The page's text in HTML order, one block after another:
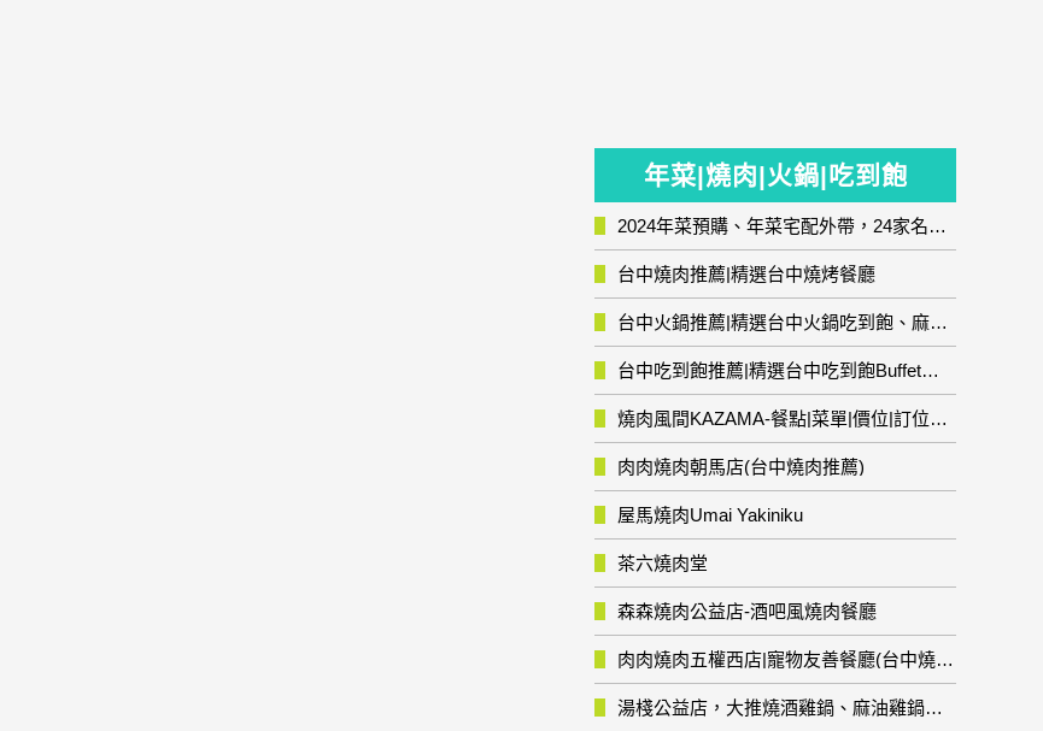
年菜|燒肉|火鍋|吃到飽
2024年菜預購、年菜宅配外帶，24家名店年菜推薦整理，圍爐輕鬆上菜團圓趣
台中燒肉推薦|精選台中燒烤餐廳
台中火鍋推薦|精選台中火鍋吃到飽、麻辣鍋、鴛鴦鍋、石頭火鍋、酸菜白肉鍋、海鮮鍋、燒酒雞、麻油雞、壽喜燒等熱門人氣火鍋店!
台中吃到飽推薦|精選台中吃到飽Buffet自助餐廳
燒肉風間KAZAMA-餐點|菜單|價位|訂位資訊
肉肉燒肉朝馬店(台中燒肉推薦)
屋馬燒肉Umai Yakiniku
茶六燒肉堂
森森燒肉公益店-酒吧風燒肉餐廳
肉肉燒肉五權西店|寵物友善餐廳(台中燒肉推薦)
湯棧公益店，大推燒酒雞鍋、麻油雞鍋暖暖有夠補